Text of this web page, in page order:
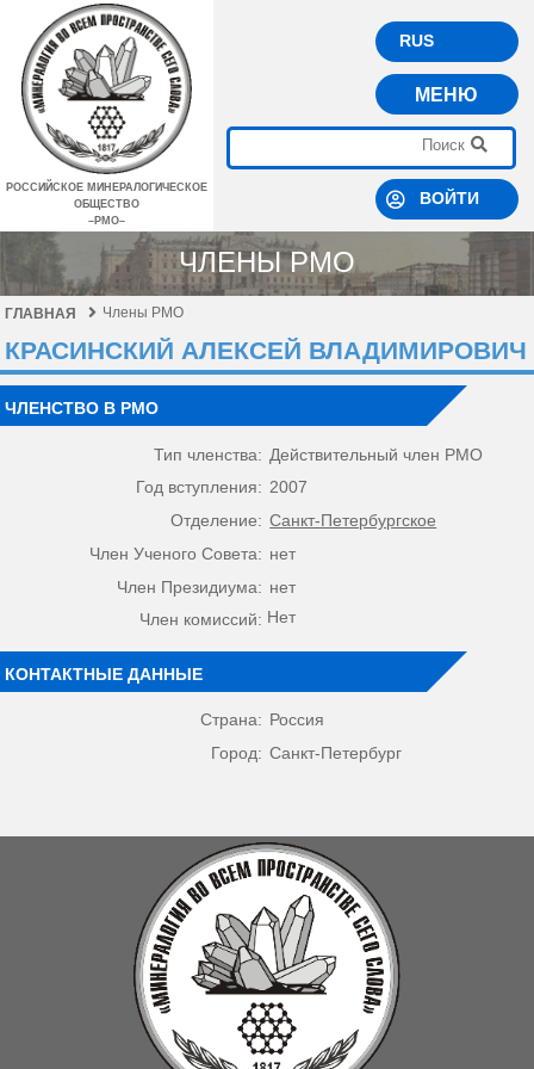
РОССИЙСКОЕ МИНЕРАЛОГИЧЕСКОЕ
ОБЩЕСТВО
–РМО–
RUS
МЕНЮ
ВОЙТИ
ЧЛЕНЫ РМО
ГЛАВНАЯ Члены РМО
КРАСИНСКИЙ АЛЕКСЕЙ ВЛАДИМИРОВИЧ
ЧЛЕНСТВО В РМО
Тип членства: Действительный член РМО
Год вступления: 2007
Отделение: Санкт-Петербургское
Член Ученого Совета: нет
Член Президиума: нет
Член комиссий: Нет
КОНТАКТНЫЕ ДАННЫЕ
Страна: Россия
Город: Санкт-Петербург